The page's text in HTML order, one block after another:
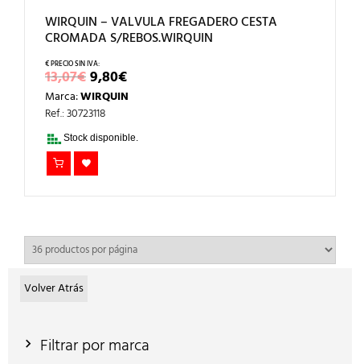
WIRQUIN – VALVULA FREGADERO CESTA
CROMADA S/REBOS.WIRQUIN
13,07€EL
PRECIO
ORIGINAL
ERA:
13,07€.
9,80€EL
PRECIO
ACTUAL
9,80€.
Marca:WIRQUIN
Ref.: 30723118
Stock disponible.
Volver Atrás
Filtrar por marca